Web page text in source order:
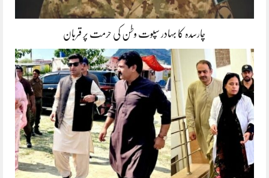
چارسدہ کا بہادر سپوت وطن کی حرمت پر قربان